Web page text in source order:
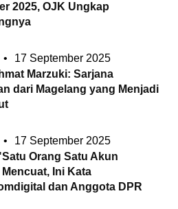
2025, OJK Ungkap
•
17 September 2025
Marzuki: Sarjana
dari Magelang yang Menjadi
•
17 September 2025
Orang Satu Akun
Ini Kata
dan Anggota DPR